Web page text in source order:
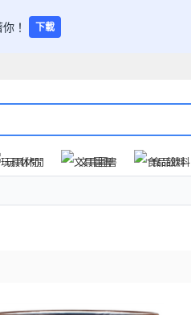
！ 下載
玩具休閒 文具圖書 食品飲料